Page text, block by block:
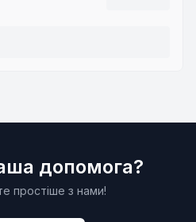
допомога?
простіше з нами!